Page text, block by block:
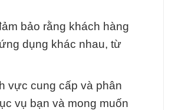
bảo rằng khách hàng
dụng khác nhau, từ
vực cung cấp và phân
vụ bạn và mong muốn